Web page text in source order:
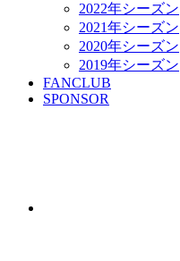
2022年シーズン
2021年シーズン
2020年シーズン
2019年シーズン
FANCLUB
SPONSOR